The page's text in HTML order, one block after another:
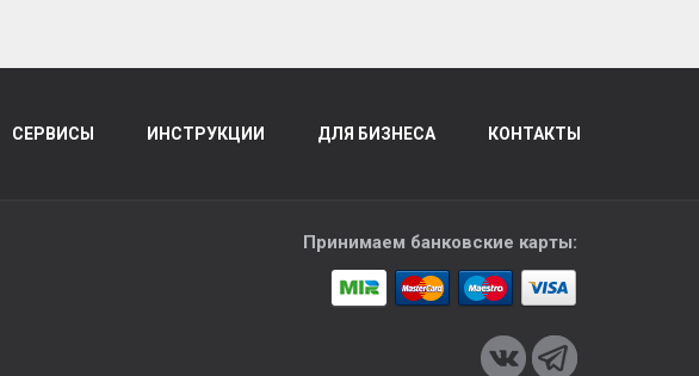
СЕРВИСЫ ИНСТРУКЦИИ ДЛЯ БИЗНЕСА КОНТАКТЫ
Принимаем банковские карты: